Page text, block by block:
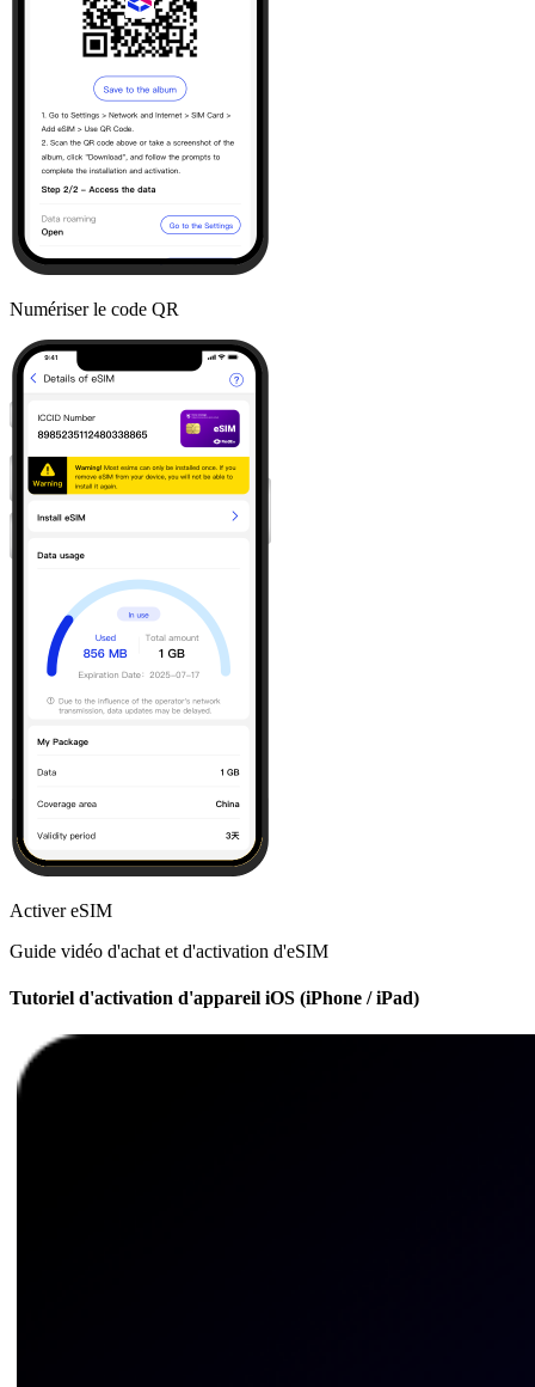
Numériser le code QR
Activer eSIM
Guide vidéo d'achat et d'activation d'eSIM
Tutoriel d'activation d'appareil iOS (iPhone / iPad)